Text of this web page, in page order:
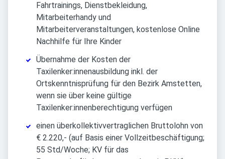
Fahrtrainings, Dienstbekleidung,
Mitarbeiterhandy und
Mitarbeiterveranstaltungen, kostenlose Online
Nachhilfe für Ihre Kinder
Übernahme der Kosten der
Taxilenker:innenausbildung inkl. der
Ortskenntnisprüfung für den Bezirk Amstetten,
wenn sie über keine gültige
Taxilenker:innenberechtigung verfügen
einen überkollektivvertraglichen Bruttolohn von
€ 2.220,- (auf Basis einer Vollzeitbeschäftigung;
55 Std/Woche; KV für das